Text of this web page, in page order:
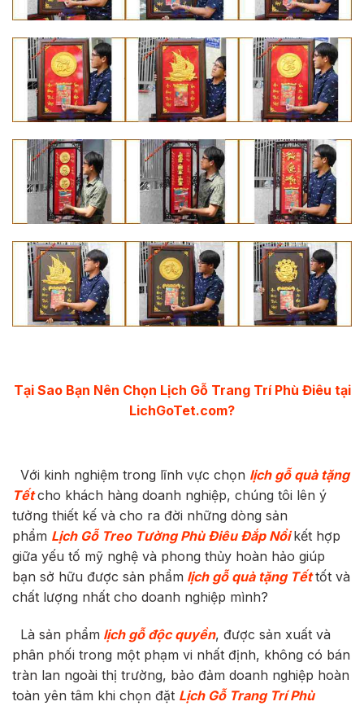
Tại Sao Bạn Nên Chọn Lịch Gỗ Trang Trí Phù Điêu tại
LichGoTet.com?
Với kinh nghiệm trong lĩnh vực chọn lịch gỗ quà tặng
Tếtcho khách hàng doanh nghiệp, chúng tôi lên ý
tưởng thiết kế và cho ra đời những dòng sản
phẩm Lịch Gỗ Treo Tường Phù Điêu Đắp Nổikết hợp
giữa yếu tố mỹ nghệ và phong thủy hoàn hảo giúp
bạn sở hữu được sản phẩm lịch gỗ quà tặng Tếttốt và
chất lượng nhất cho doanh nghiệp mình?
Là sản phẩm lịch gỗ độc quyền, được sản xuất và
phân phối trong một phạm vi nhất định, không có bán
tràn lan ngoài thị trường, bảo đảm doanh nghiệp hoàn
toàn yên tâm khi chọn đặt Lịch Gỗ Trang Trí Phù